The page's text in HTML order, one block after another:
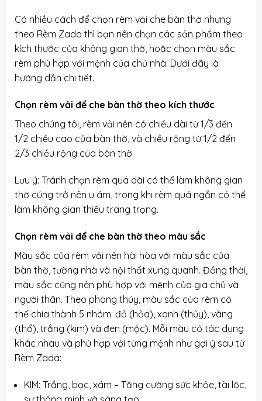
Có nhiều cách để chọn rèm vải che bàn thờ nhưng
theo Rèm Zada thì bạn nên chọn các sản phẩm theo
kích thước của không gian thờ, hoặc chọn màu sắc
rèm phù hợp với mệnh của chủ nhà. Dưới đây là
hướng dẫn chi tiết.
Chọn rèm vải để che bàn thờ theo kích thước
Theo chúng tôi, rèm vải nên có chiều dài từ 1/3 đến
1/2 chiều cao của bàn thờ, và chiều rộng từ 1/2 đến
2/3 chiều rộng của bàn thờ.
Lưu ý: Tránh chọn rèm quá dài có thể làm không gian
thờ cúng trở nên u ám, trong khi rèm quá ngắn có thể
làm không gian thiếu trang trọng.
Chọn rèm vải để che bàn thờ theo màu sắc
Màu sắc của rèm vải nên hài hòa với màu sắc của
bàn thờ, tường nhà và nội thất xung quanh. Đồng thời,
màu sắc cũng nên phù hợp với mệnh của gia chủ và
người thân. Theo phong thủy, màu sắc của rèm có
thể chia thành 5 nhóm: đỏ (hỏa), xanh (thủy), vàng
(thổ), trắng (kim) và đen (mộc). Mỗi màu có tác dụng
khác nhau và phù hợp với từng mệnh như gợi ý sau từ
Rèm Zada:
KIM: Trắng, bạc, xám – Tăng cường sức khỏe, tài lộc,